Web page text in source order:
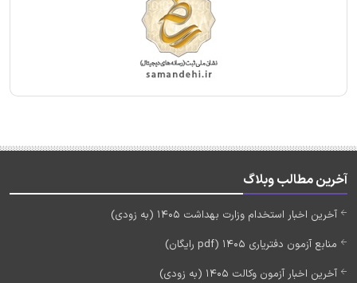
آخرین مطالب وبلاگ
آخرین اخبار استخدام وزارت بهداشت 1405 (به زودی)
منابع آزمون دفتریاری 1405 (pdf رایگان)
آخرین اخبار آزمون وکالت 1405 (به زودی)